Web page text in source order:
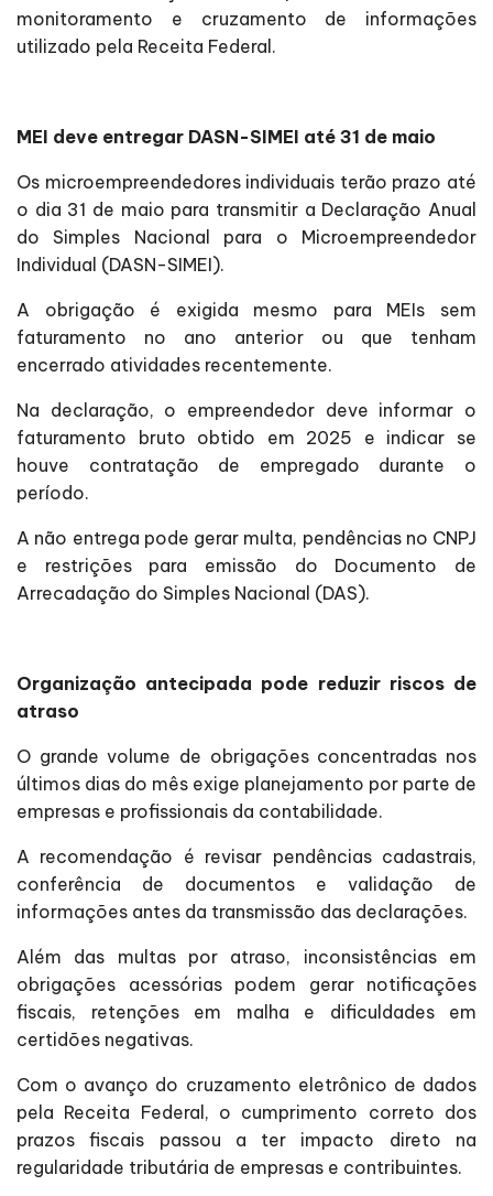
monitoramento e cruzamento de informações
utilizado pela Receita Federal.
MEI deve entregar DASN-SIMEI até 31 de maio
Os microempreendedores individuais terão prazo até
o dia 31 de maio para transmitir a Declaração Anual
do Simples Nacional para o Microempreendedor
Individual (DASN-SIMEI).
A obrigação é exigida mesmo para MEIs sem
faturamento no ano anterior ou que tenham
encerrado atividades recentemente.
Na declaração, o empreendedor deve informar o
faturamento bruto obtido em 2025 e indicar se
houve contratação de empregado durante o
período.
A não entrega pode gerar multa, pendências no CNPJ
e restrições para emissão do Documento de
Arrecadação do Simples Nacional (DAS).
Organização antecipada pode reduzir riscos de
atraso
O grande volume de obrigações concentradas nos
últimos dias do mês exige planejamento por parte de
empresas e profissionais da contabilidade.
A recomendação é revisar pendências cadastrais,
conferência de documentos e validação de
informações antes da transmissão das declarações.
Além das multas por atraso, inconsistências em
obrigações acessórias podem gerar notificações
fiscais, retenções em malha e dificuldades em
certidões negativas.
Com o avanço do cruzamento eletrônico de dados
pela Receita Federal, o cumprimento correto dos
prazos fiscais passou a ter impacto direto na
regularidade tributária de empresas e contribuintes.